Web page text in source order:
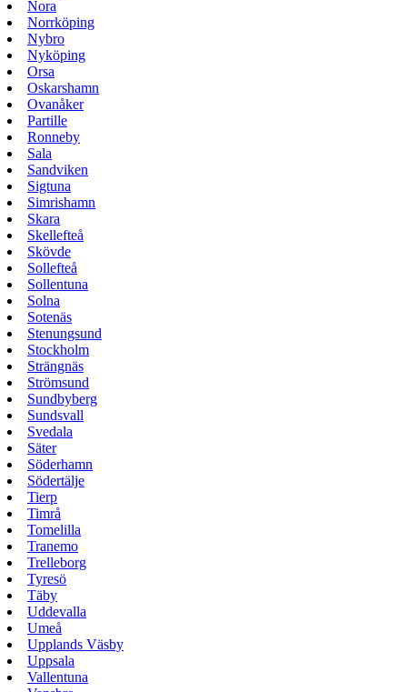
Nora
Norrköping
Nybro
Nyköping
Orsa
Oskarshamn
Ovanåker
Partille
Ronneby
Sala
Sandviken
Sigtuna
Simrishamn
Skara
Skellefteå
Skövde
Sollefteå
Sollentuna
Solna
Sotenäs
Stenungsund
Stockholm
Strängnäs
Strömsund
Sundbyberg
Sundsvall
Svedala
Säter
Söderhamn
Södertälje
Tierp
Timrå
Tomelilla
Tranemo
Trelleborg
Tyresö
Täby
Uddevalla
Umeå
Upplands Väsby
Uppsala
Vallentuna